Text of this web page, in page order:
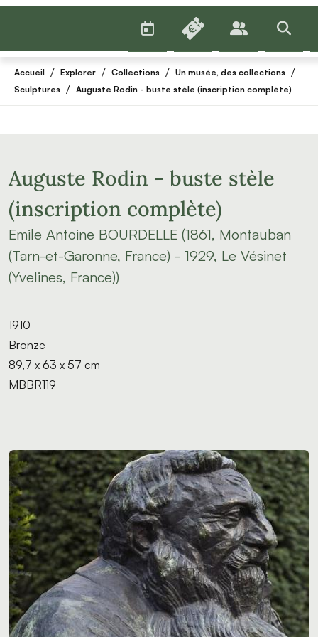
BILLETTERIE
PUBLICS
Accueil / Explorer / Collections / Un musée, des collections /
Sculptures / Auguste Rodin - buste stèle (inscription complète)
Auguste Rodin - buste stèle
(inscription complète)
Emile Antoine BOURDELLE (1861, Montauban
(Tarn-et-Garonne, France) - 1929, Le Vésinet
(Yvelines, France))
1910
Bronze
89,7 x 63 x 57 cm
MBBR119